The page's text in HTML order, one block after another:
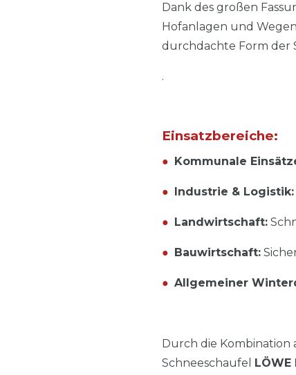
Dank des großen
Hofanlagen und
durchdachte Form der
.
Einsatzbereiche:
● Kommunale
● Industrie & Logistik:
● Landwirtschaft:
● Bauwirtschaft:
● Allgemeiner
Durch die Kombination
Schneeschaufel LÖWE